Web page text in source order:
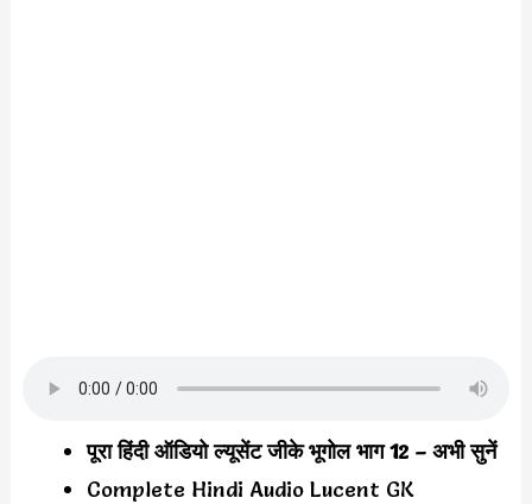
पूरा हिंदी ऑडियो ल्यूसेंट जीके भूगोल भाग 12 – अभी सुनें
Complete Hindi Audio Lucent GK